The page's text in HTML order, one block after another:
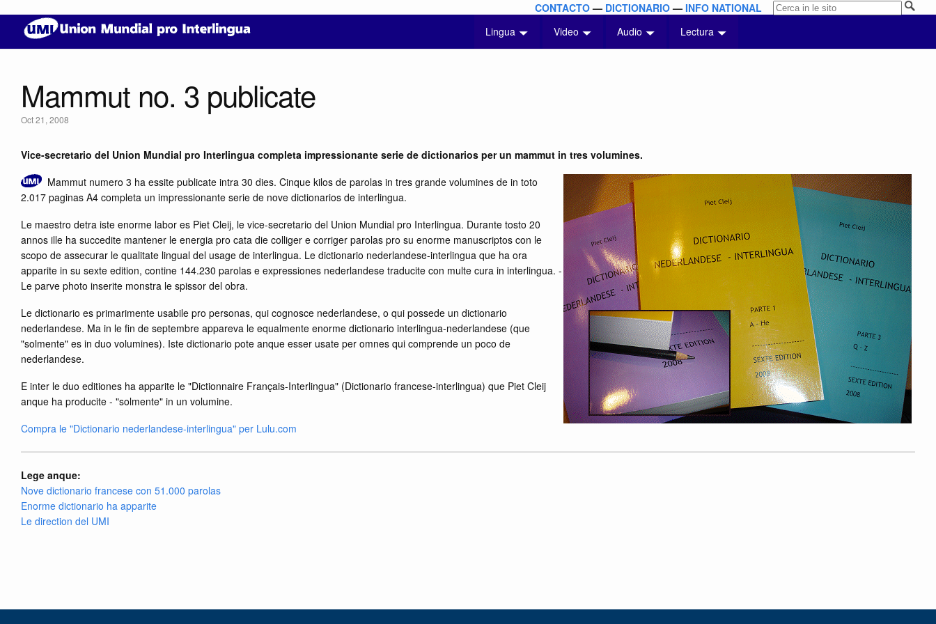
CONTACTO— DICTIONARIO— INFO NATIONAL
Lingua
Video Audio Lectura
Mammut no. 3 publicate
Oct 21, 2008
Vice-secretario del Union Mundial pro Interlingua completa impressionante serie de dictionarios per un mammut in tres volumines.
Mammut numero 3 ha essite publicate intra 30 dies. Cinque kilos de parolas in tres grande volumines de in toto
2.017 paginas A4 completa un impressionante serie de nove dictionarios de interlingua.
Le maestro detra iste enorme labor es Piet Cleij, le vice-secretario del Union Mundial pro Interlingua. Durante tosto 20
annos ille ha succedite mantener le energia pro cata die colliger e corriger parolas pro su enorme manuscriptos con le
scopo de assecurar le qualitate lingual del usage de interlingua. Le dictionario nederlandese-interlingua que ha ora
apparite in su sexte edition, contine 144.230 parolas e expressiones nederlandese traducite con multe cura in interlingua. -
Le parve photo inserite monstra le spissor del obra.
Le dictionario es primarimente usabile pro personas, qui cognosce nederlandese, o qui possede un dictionario
nederlandese. Ma in le fin de septembre appareva le equalmente enorme dictionario interlingua-nederlandese (que
"solmente" es in duo volumines). Iste dictionario pote anque esser usate per omnes qui comprende un poco de
nederlandese.
E inter le duo editiones ha apparite le "Dictionnaire Français-Interlingua" (Dictionario francese-interlingua) que Piet Cleij
anque ha producite - "solmente" in un volumine.
Compra le "Dictionario nederlandese-interlingua" per Lulu.com
Lege anque:
Nove dictionario francese con 51.000 parolas
Enorme dictionario ha apparite
Le direction del UMI